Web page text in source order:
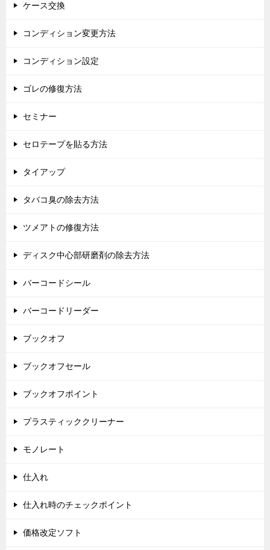
ケース交換
コンディション変更方法
コンディション設定
ゴレの修復方法
セミナー
セロテープを貼る方法
タイアップ
タバコ臭の除去方法
ツメアトの修復方法
ディスク中心部研磨剤の除去方法
バーコードシール
バーコードリーダー
ブックオフ
ブックオフセール
ブックオフポイント
プラスティッククリーナー
モノレート
仕入れ
仕入れ時のチェックポイント
価格改定ソフト